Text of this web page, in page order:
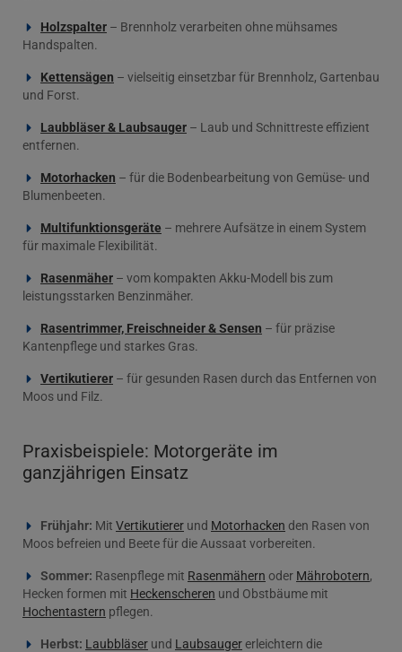
Holzspalter – Brennholz verarbeiten ohne mühsames
Handspalten.
Kettensägen – vielseitig einsetzbar für Brennholz, Gartenbau
und Forst.
Laubbläser & Laubsauger – Laub und Schnittreste effizient
entfernen.
Motorhacken – für die Bodenbearbeitung von Gemüse- und
Blumenbeeten.
Multifunktionsgeräte – mehrere Aufsätze in einem System
für maximale Flexibilität.
Rasenmäher – vom kompakten Akku-Modell bis zum
leistungsstarken Benzinmäher.
Rasentrimmer, Freischneider & Sensen – für präzise
Kantenpflege und starkes Gras.
Vertikutierer – für gesunden Rasen durch das Entfernen von
Moos und Filz.
Praxisbeispiele: Motorgeräte im
ganzjährigen Einsatz
Frühjahr: Mit Vertikutierer und Motorhacken den Rasen von
Moos befreien und Beete für die Aussaat vorbereiten.
Sommer: Rasenpflege mit Rasenmähern oder Mährobotern,
Hecken formen mit Heckenscheren und Obstbäume mit
Hochentastern pflegen.
Herbst: Laubbläser und Laubsaugererleichtern die